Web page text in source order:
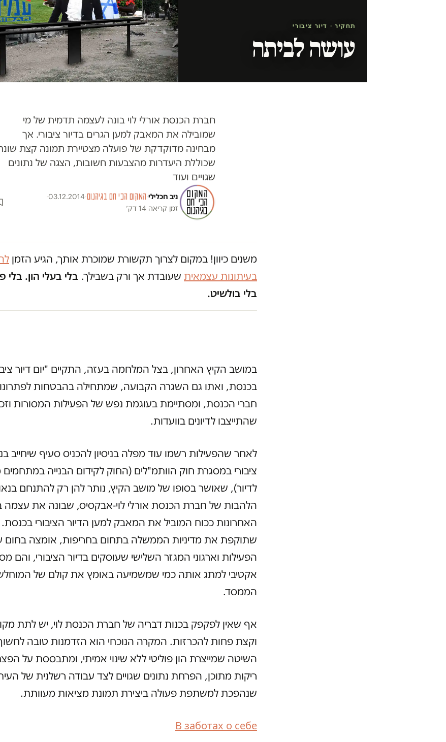
תחקיר · דיור ציבורי
עושה לביתה
חברת הכנסת אורלי לוי בונה לעצמה תדמית של מי
שמובילה את המאבק למען הגרים בדיור ציבורי. אך
מבחינה מדוקדקת של פועלה מצטיירת תמונה קצת
שכוללת היעדרות מהצבעות חשובות, הצגה של נתונים
שגויים ועוד
ניב חכלילי·המקום הכי חם בגיהנום·
03.12.2014
·
זמן קריאה 14 דק׳
משנים כיוון! במקום לצרוך תקשורת שמוכרת אותך, הגיע הזמן
בעיתונות עצמאית שעובדת אך ורק בשבילך. בלי בעלי הון. בלי
בלי בולשיט.
במושב הקיץ האחרון, בצל המלחמה בעזה, התקיים "יום דיור
בכנסת, ואתו גם השגרה הקבועה, שמתחילה בהבטחות
חברי הכנסת, ומסתיימת בעוגמת נפש של הפעילות המסורות
שהתייצבו לדיונים בוועדות.
לאחר שהפעילות רשמו עוד מפלה בניסיון להכניס סעיף שיחייב
ציבורי במסגרת חוק הוותמ"לים (החוק לקידום הבנייה במתחמים
לדיור), שאושר בסופו של מושב הקיץ, נותר להן רק להתנחם
הלהבות של חברת הכנסת אורלי לוי-אבקסיס, שבונה את עצמה
האחרונות ככוח המוביל את המאבק למען הדיור הציבורי בכנסת.
שתוקפת את מדיניות הממשלה בתחום בחריפות, אומצה בחום
הפעילות וארגוני המגזר השלישי שעוסקים בדיור הציבורי, והם
אקטיבי למתג אותה כמי שמשמיעה באומץ את קולם של
הממסד.
אף שאין לפקפק בכנות דבריה של חברת הכנסת לוי, יש לתת
וקצת פחות להכרזות. המקרה הנוכחי הוא הזדמנות טובה
השיטה שמייצרת הון פוליטי ללא שינוי אמיתי, ומתבססת על
ריקות מתוכן, הפרחת נתונים שגויים לצד עבודה רשלנית של
שנהפכת למשתפת פעולה ביצירת תמונת מציאות מעוותת.
В заботах о себе